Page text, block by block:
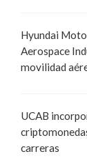
Hyundai
Aerospace
movilidad
UCAB
carreras